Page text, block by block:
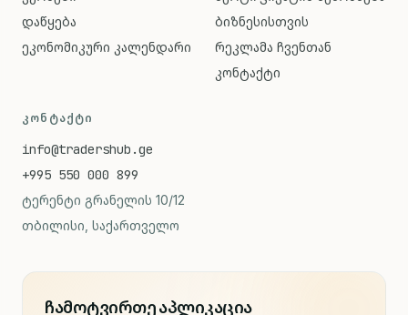
დაწყება
ეკონომიკური კალენდარი
ბიზნესისთვის
რეკლამა ჩვენთან
კონტაქტი
ᲙᲝᲜᲢᲐᲥᲢᲘ
info@tradershub.ge
+995 550 000 899
ტერენტი გრანელის 10/12
თბილისი, საქართველო
ჩამოტვირთე აპლიკაცია